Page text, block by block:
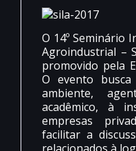
O 14º Seminário
Agroindustrial –
promovido pela
O evento
ambiente,
acadêmico, à
empresas
facilitar a